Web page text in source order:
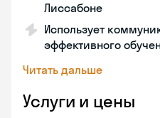
Лиссабоне
Использует
эффективного
Читать дальше
Услуги и цены